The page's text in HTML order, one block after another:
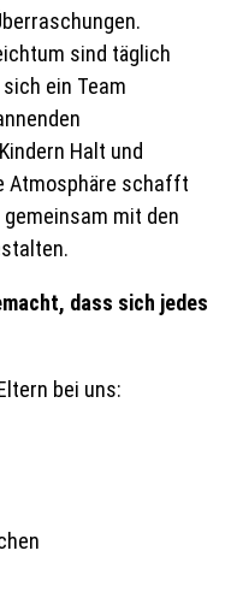
sind täglich
ein Team
Halt und
Atmosphäre schafft
gemeinsam mit den
dass sich jedes
bei uns: